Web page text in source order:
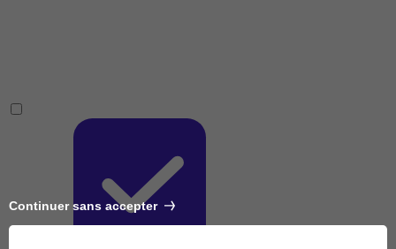
Continuer sans accepter